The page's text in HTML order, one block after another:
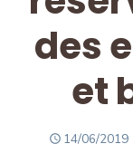
des
et
POSTED
14/06/2019